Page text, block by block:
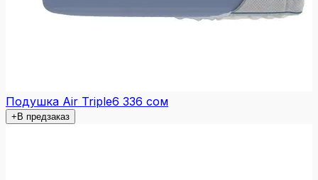
Подушка Air Triple6 336 сом
+В предзаказ